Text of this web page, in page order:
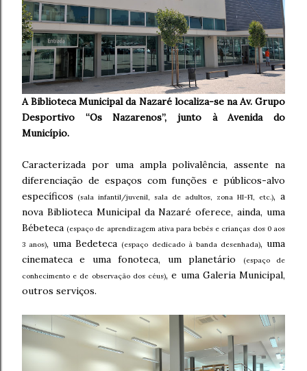
A Biblioteca Municipal da Nazaré localiza-se na Av. Grupo
Desportivo “Os Nazarenos”, junto à Avenida do
Município.
Caracterizada por uma ampla polivalência, assente na
diferenciação de espaços com funções e públicos-alvo
específicos (sala infantil/juvenil, sala de adultos, zona HI-FI, etc.), a
nova Biblioteca Municipal da Nazaré oferece, ainda, uma
Bébeteca (espaço de aprendizagem ativa para bebés e crianças dos 0 aos
3 anos), uma Bedeteca (espaço dedicado à banda desenhada), uma
cinemateca e uma fonoteca, um planetário
(espaço de
conhecimento e de observação dos céus), e uma Galeria Municipal,
outros serviços.